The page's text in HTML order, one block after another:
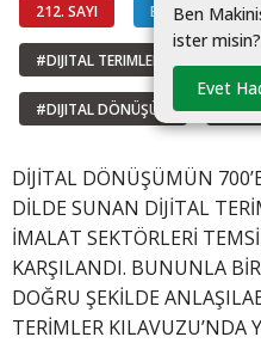
212. SAYI BİLGİ HATTI
#DIJITAL TERIMLER
#DIJITAL DÖNÜŞÜM
Ben Makini
ister misin?
Evet
DİJİTAL DÖNÜŞÜMÜN
DİLDE SUNAN DİJİTAL
İMALAT SEKTÖRLERİ
KARŞILANDI. BUNUNLA
DOĞRU ŞEKİLDE
TERİMLER KILAVUZU’NDA